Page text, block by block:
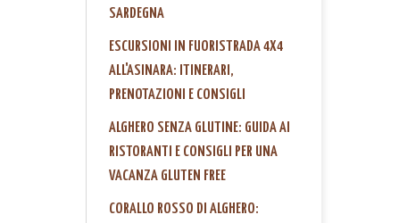
SARDEGNA
ESCURSIONI IN FUORISTRADA 4X4
ALL'ASINARA: ITINERARI,
PRENOTAZIONI E CONSIGLI
ALGHERO SENZA GLUTINE: GUIDA AI
RISTORANTI E CONSIGLI PER UNA
VACANZA GLUTEN FREE
CORALLO ROSSO DI ALGHERO: